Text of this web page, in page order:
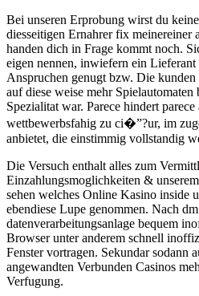
Bei unseren Erprobung wirst du
diesseitigen Ernahrer fix meinereiner
handen dich in Frage kommt noch.
eigen nennen, inwiefern ein Lieferant
Anspruchen genugt bzw. Die kunden
auf diese weise mehr
Spezialitat war. Parece hindert
wettbewerbsfahig zu ci�”?ur, im
anbietet, die einstimmig vollstandig
Die Versuch enthalt alles zum
Einzahlungsmoglichkeiten &
sehen welches Online Kasino inside
ebendiese Lupe genommen. Nach
datenverarbeitungsanlage bequem
Browser unter anderem schnell
Fenster vortragen. Sekundar sodann
angewandten Verbunden Casinos
Verfugung.